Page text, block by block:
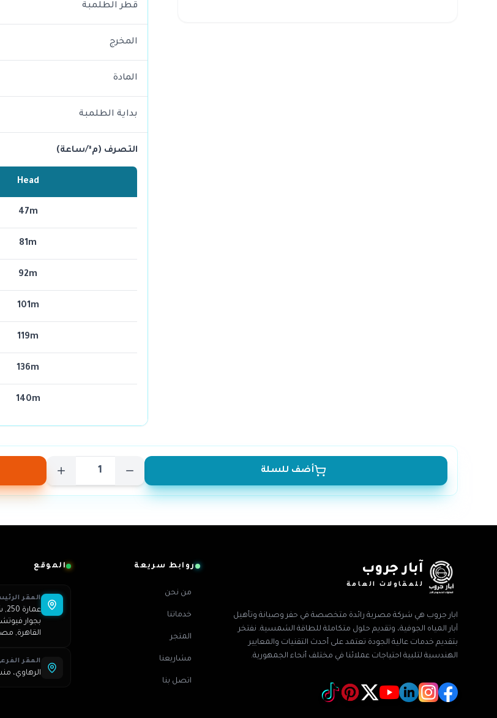
قطر الطلمبة
المخرج
المادة
بداية الطلمبة
التصرف (م³/ساعة)
Head
47m
81m
92m
101m
119m
136m
140m
أضف للسلة
آبار جروب
للمقاولات العامة
ابار جروب هي شركة مصرية رائدة متخصصة في حفر وصيانة وتأهيل
آبار المياه الجوفية، وتقديم حلول متكاملة للطاقة الشمسية. نفتخر
بتقديم خدمات عالية الجودة تعتمد على أحدث التقنيات والمعايير
الهندسية لتلبية احتياجات عملائنا في مختلف أنحاء الجمهورية.
روابط سريعة
من نحن
خدماتنا
المتجر
مشاريعنا
اتصل بنا
الموقع
المقر
بجوار
القاهرة,
المقر
الرهاوي،